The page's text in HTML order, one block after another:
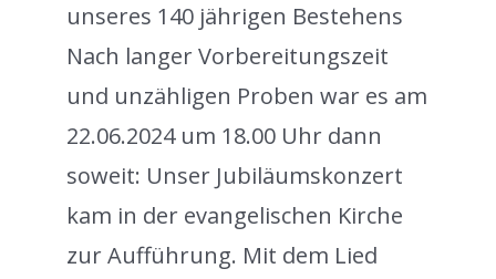
unseres 140 jährigen Bestehens
Nach langer Vorbereitungszeit
und unzähligen Proben war es am
22.06.2024 um 18.00 Uhr dann
soweit: Unser Jubiläumskonzert
kam in der evangelischen Kirche
zur Aufführung. Mit dem Lied